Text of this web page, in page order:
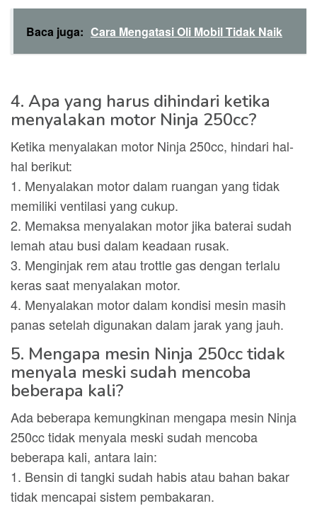
Baca juga: Cara Mengatasi Oli Mobil Tidak Naik
4. Apa yang harus dihindari ketika
menyalakan motor Ninja 250cc?
Ketika menyalakan motor Ninja 250cc, hindari hal-
hal berikut:
1. Menyalakan motor dalam ruangan yang tidak
memiliki ventilasi yang cukup.
2. Memaksa menyalakan motor jika baterai sudah
lemah atau busi dalam keadaan rusak.
3. Menginjak rem atau trottle gas dengan terlalu
keras saat menyalakan motor.
4. Menyalakan motor dalam kondisi mesin masih
panas setelah digunakan dalam jarak yang jauh.
5. Mengapa mesin Ninja 250cc tidak
menyala meski sudah mencoba
beberapa kali?
Ada beberapa kemungkinan mengapa mesin Ninja
250cc tidak menyala meski sudah mencoba
beberapa kali, antara lain:
1. Bensin di tangki sudah habis atau bahan bakar
tidak mencapai sistem pembakaran.